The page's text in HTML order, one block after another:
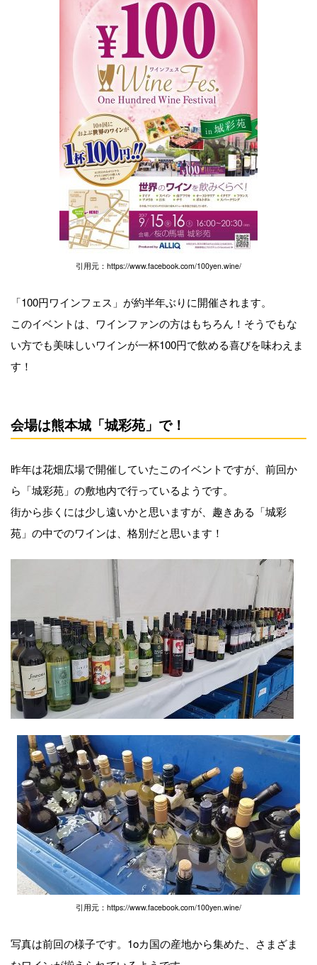
引用元：https://www.facebook.com/100yen.wine/
「100円ワインフェス」が約半年ぶりに開催されます。
このイベントは、ワインファンの方はもちろん！そうでもな
い方でも美味しいワインが一杯100円で飲める喜びを味わえま
す！
会場は熊本城「城彩苑」で！
昨年は花畑広場で開催していたこのイベントですが、前回か
ら「城彩苑」の敷地内で行っているようです。
街から歩くには少し遠いかと思いますが、趣きある「城彩
苑」の中でのワインは、格別だと思います！
引用元：https://www.facebook.com/100yen.wine/
写真は前回の様子です。1oカ国の産地から集めた、さまざま